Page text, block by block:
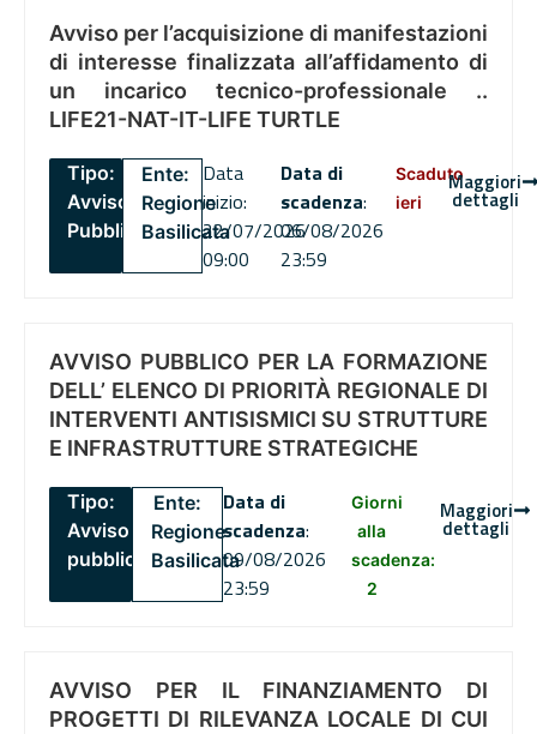
Avviso per l’acquisizione di manifestazioni
di interesse finalizzata all’affidamento di
un incarico tecnico-professionale ..
LIFE21-NAT-IT-LIFE TURTLE
Tipo:
Avviso
Pubblico
Ente:
Regione
Basilicata
Data
inizio:
22/07/2026
09:00
Data di
scadenza:
06/08/2026
23:59
Scaduto
ieri
Maggiori
dettagli
AVVISO PUBBLICO PER LA FORMAZIONE
DELL’ ELENCO DI PRIORITÀ REGIONALE DI
INTERVENTI ANTISISMICI SU STRUTTURE
E INFRASTRUTTURE STRATEGICHE
Tipo:
Avviso
pubblico
Ente:
Regione
Basilicata
Data di
scadenza:
09/08/2026
23:59
Giorni
alla
scadenza:
2
Maggiori
dettagli
AVVISO PER IL FINANZIAMENTO DI
PROGETTI DI RILEVANZA LOCALE DI CUI